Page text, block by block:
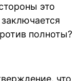
это
полноты?
что